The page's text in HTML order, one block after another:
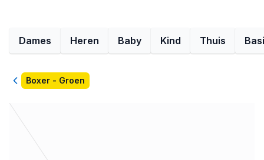
Dames Heren Baby Kind Thuis
TerugBoxer - Groen